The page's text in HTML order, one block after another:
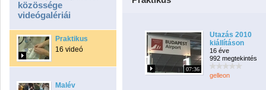
közössége
videógalériái
Praktikus
16 videó
Malév
07:36
Utazás 2010
kiállításon
16 éve
992 megtekintés
gelleon